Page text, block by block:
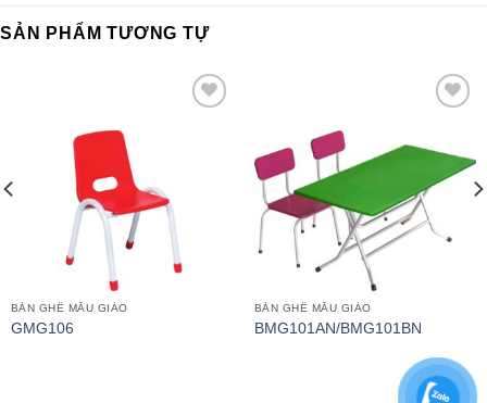
SẢN PHẨM TƯƠNG TỰ
BÀN GHẾ MẪU GIÁO
GMG106
Add to
wishlist
BÀN GHẾ MẪU GIÁO
BMG101AN/BMG101BN